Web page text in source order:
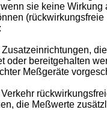
der Eichpflicht
sie keine Wirkung
(rückwirkungsfreie
oder bereitgehalten
Meßgeräte
die Meßwerte